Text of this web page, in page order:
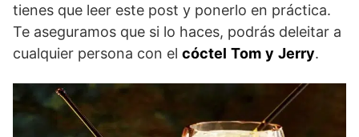
tienes que leer este post y ponerlo en práctica.
Te aseguramos que si lo haces, podrás deleitar a
cualquier persona con el cóctel Tom y Jerry.